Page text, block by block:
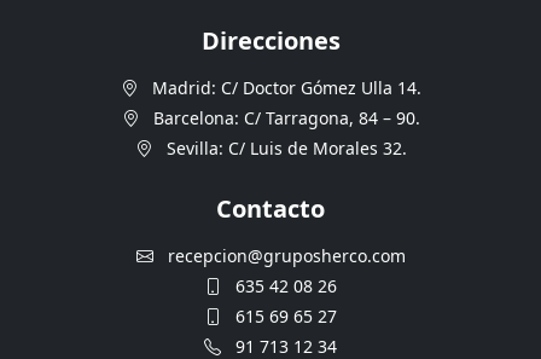
Direcciones
Madrid: C/ Doctor Gómez Ulla 14.
Barcelona: C/ Tarragona, 84 – 90.
Sevilla: C/ Luis de Morales 32.
Contacto
recepcion@gruposherco.com
635 42 08 26
615 69 65 27
91 713 12 34